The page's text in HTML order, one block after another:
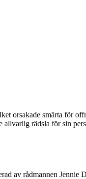
orsakade smärta för
rädsla för sin
av rådmannen Jennie